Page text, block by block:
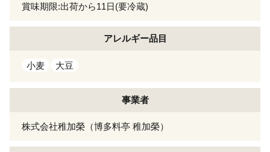
賞味期限:出荷から11日(要冷蔵)
アレルギー品目
小麦 大豆
事業者
株式会社稚加榮（博多料亭 稚加榮）